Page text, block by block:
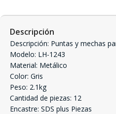
Descripción
Descripción: Puntas y mechas
Modelo: LH-1243
Material: Metálico
Color: Gris
Peso: 2.1kg
Cantidad de piezas: 12
Encastre: SDS plus Piezas